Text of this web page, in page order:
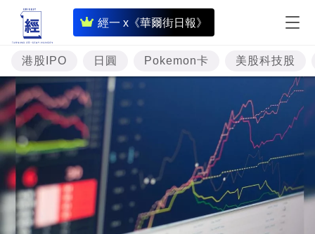
經一 x《華爾街日報》
即
時
財
經
專
投
樓
市
港股IPO 日圓 Pokemon卡 美股科技股